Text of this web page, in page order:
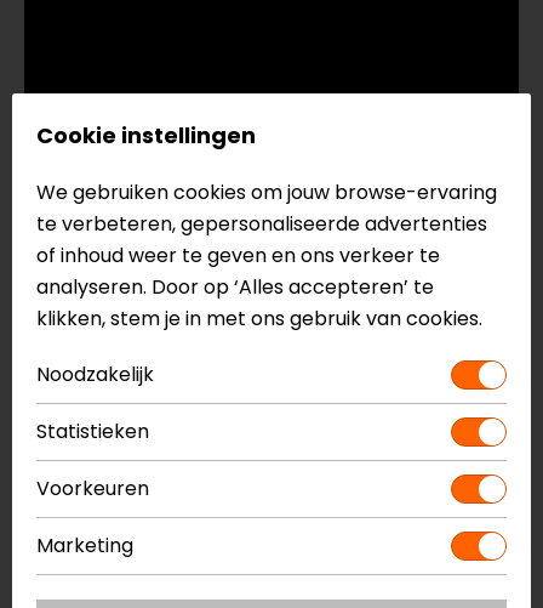
Onderhoud van de Pinlock
Je Pinlock is eenvoudig te onderhouden! Volg deze
stappen om hem op de juiste manier schoon te
maken:
- Haal eerst het vizier van de helm.
- Buig het vizier voorzichtig totdat er geen
Cookie instellingen
We gebruiken cookies om jouw browse-ervaring
te verbeteren, gepersonaliseerde advertenties
of inhoud weer te geven en ons verkeer te
analyseren. Door op ‘Alles accepteren’ te
klikken, stem je in met ons gebruik van cookies.
Noodzakelijk
Statistieken
Voorkeuren
Marketing